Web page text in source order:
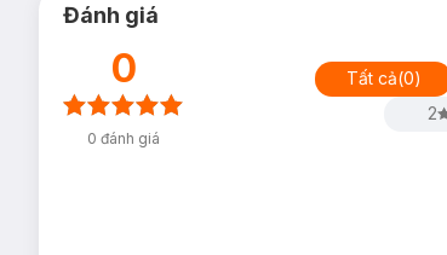
Đánh giá
0
0 đánh giá
Tất cả(0)
2